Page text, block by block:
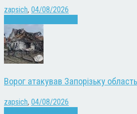
zapsich, 04/08/2026
Ворог атакував Запорізьку
zapsich, 04/08/2026